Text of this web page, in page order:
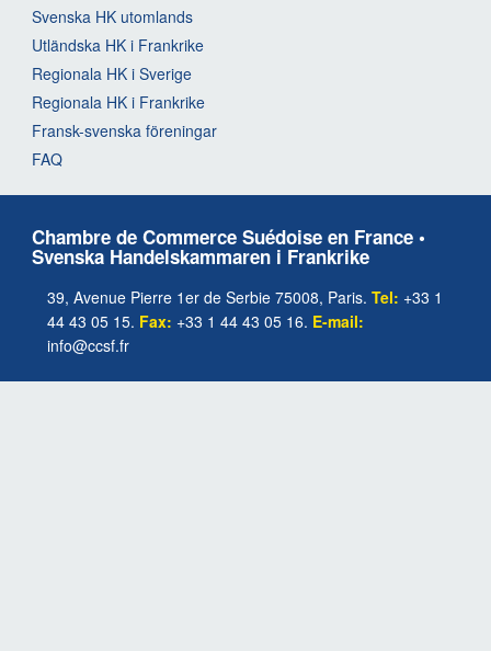
Svenska HK utomlands
Utländska HK i Frankrike
Regionala HK i Sverige
Regionala HK i Frankrike
Fransk-svenska föreningar
FAQ
Chambre de Commerce Suédoise en France •
Svenska Handelskammaren i Frankrike
39, Avenue Pierre 1er de Serbie 75008, Paris. Tel: +33 1
44 43 05 15. Fax: +33 1 44 43 05 16. E-mail:
info@ccsf.fr